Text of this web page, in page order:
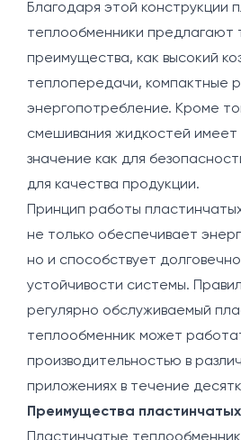
Благодаря этой конструкции
теплообменники предлагают
преимущества, как высокий
теплопередачи, компактные
энергопотребление. Кроме
смешивания жидкостей имеет
значение как для
для качества продукции.
Принцип работы
не только обеспечивает
но и способствует
устойчивости системы.
регулярно обслуживаемый
теплообменник может
производительностью в
приложениях в течение
Преимущества